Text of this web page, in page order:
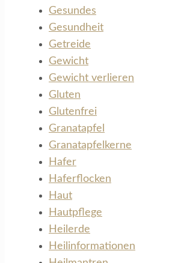
Gesundes
Gesundheit
Getreide
Gewicht
Gewicht verlieren
Gluten
Glutenfrei
Granatapfel
Granatapfelkerne
Hafer
Haferflocken
Haut
Hautpflege
Heilerde
Heilinformationen